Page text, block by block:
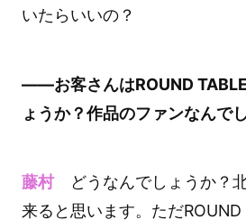
いたらいいの？
――お客さんはROUND
ょうか？作品のファンなんで
藤村どうなんでしょうか？
来ると思います。ただ